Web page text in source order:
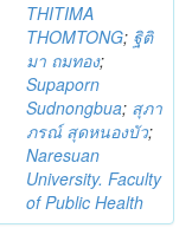
THITIMA
THOMTONG; ฐิติ
มา ถมทอง;
Supaporn
Sudnongbua; สุภา
ภรณ์ สุดหนองบัว;
Naresuan
University. Faculty
of Public Health